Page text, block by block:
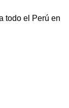
todo el Perú en